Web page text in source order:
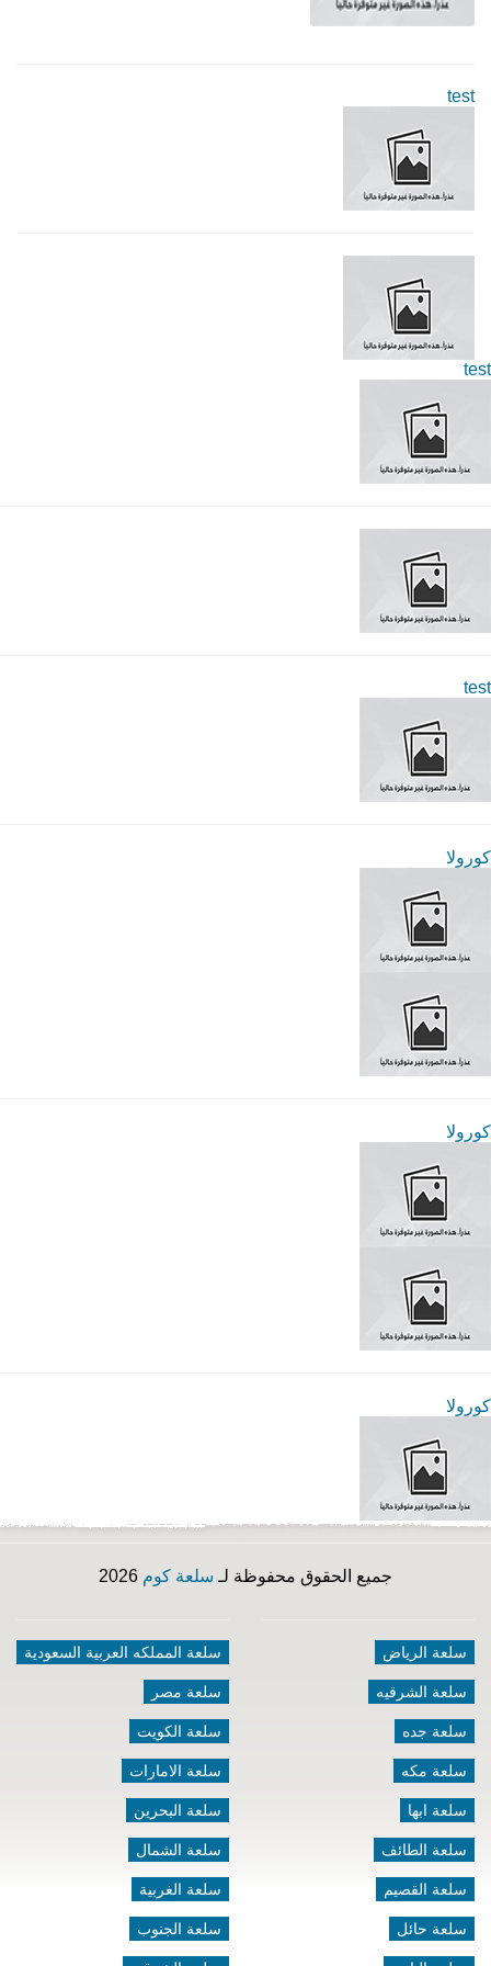
test
test
test
كورولا
كورولا
كورولا
جميع الحقوق محفوظة لـ سلعة كوم
سلعة الرياض
سلعة الشرقيه
سلعة جده
سلعة مكه
سلعة ابها
سلعة الطائف
سلعة القصيم
سلعة حائل
سلعة المملكه العربية السعودية
سلعة مصر
سلعة الكويت
سلعة الامارات
سلعة البحرين
سلعة الشمال
سلعة الغربية
سلعة الجنوب